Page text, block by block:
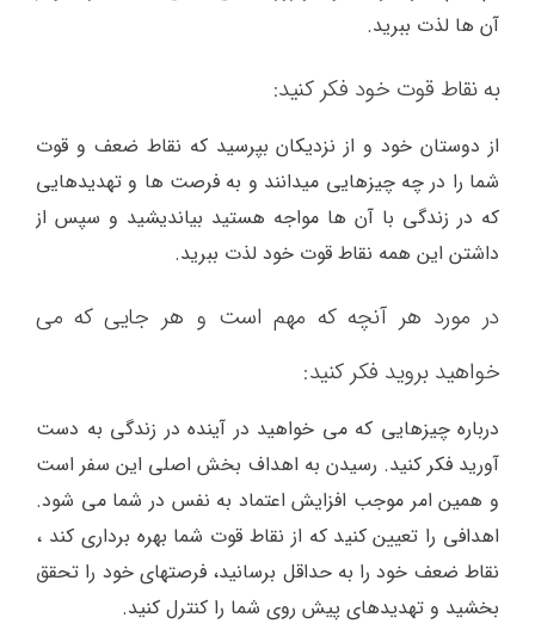
آن ها لذت ببرید.
به نقاط قوت خود فکر کنید:
از دوستان خود و از نزدیکان بپرسید که نقاط ضعف و قوت
شما را در چه چیزهایی میدانند و به فرصت ها و تهدیدهایی
که در زندگی با آن ها مواجه هستید بیاندیشید و سپس از
داشتن این همه نقاط قوت خود لذت ببرید.
در مورد هر آنچه که مهم است و هر جایی که می
خواهید بروید فکر کنید:
درباره چیزهایی که می خواهید در آینده در زندگی به دست
آورید فکر کنید. رسیدن به اهداف بخش اصلی این سفر است
و همین امر موجب افزایش اعتماد به نفس در شما می شود.
اهدافی را تعیین کنید که از نقاط قوت شما بهره برداری کند ،
نقاط ضعف خود را به حداقل برسانید، فرصتهای خود را تحقق
بخشید و تهدیدهای پیش روی شما را کنترل کنید.